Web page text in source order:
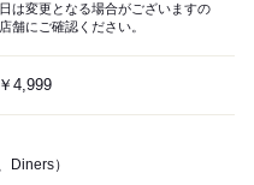
は変更となる場合がございますの
舗にご確認ください。
4,999
Diners）